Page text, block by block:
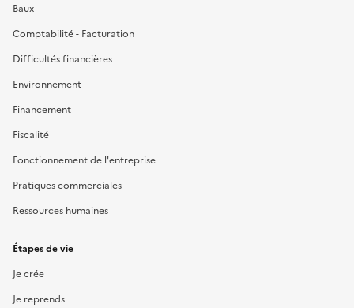
Baux
Comptabilité - Facturation
Difficultés financières
Environnement
Financement
Fiscalité
Fonctionnement de l'entreprise
Pratiques commerciales
Ressources humaines
Étapes de vie
Je crée
Je reprends